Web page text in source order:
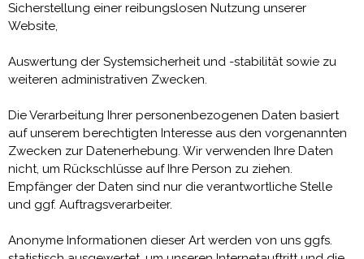
Sicherstellung einer reibungslosen Nutzung unserer
Website,
Auswertung der Systemsicherheit und -stabilität sowie zu
weiteren administrativen Zwecken.
Die Verarbeitung Ihrer personenbezogenen Daten basiert
auf unserem berechtigten Interesse aus den vorgenannten
Zwecken zur Datenerhebung. Wir verwenden Ihre Daten
nicht, um Rückschlüsse auf Ihre Person zu ziehen.
Empfänger der Daten sind nur die verantwortliche Stelle
und ggf. Auftragsverarbeiter.
Anonyme Informationen dieser Art werden von uns ggfs.